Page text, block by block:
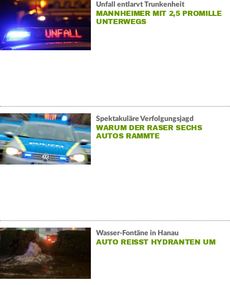
Unfall entlarvt Trunkenheit
MANNHEIMER MIT 2,5 PROMILLE
UNTERWEGS
Spektakuläre Verfolgungsjagd
WARUM DER RASER SECHS
AUTOS RAMMTE
Wasser-Fontäne in Hanau
AUTO REISST HYDRANTEN UM